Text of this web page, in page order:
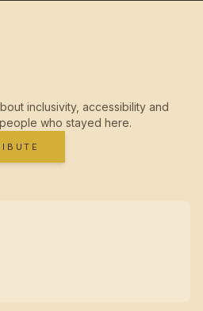
inclusivity, accessibility and
who stayed here.